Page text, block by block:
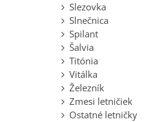
Slezovka
Slnečnica
Spilant
Šalvia
Titónia
Vitálka
Železník
Zmesi letničiek
Ostatné letničky